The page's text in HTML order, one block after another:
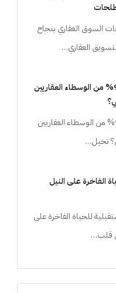
السوق العقاري بنجاح
العقاري…
لماذا يفشل 90% من الوسطاء العقاريين
لماذا يفشل 90% من الوسطاء العقاريين
تخيل…
الفاخرة على النيل
للحياة الفاخرة على
قلب…